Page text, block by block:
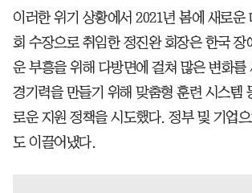
이러한 위기 상황에서 2021년 봄에 새로운
회 수장으로 취임한 정진완 회장은 한국 장
운 부흥을 위해 다방면에 걸쳐 많은 변화를
경기력을 만들기 위해 맞춤형 훈련 시스템
로운 지원 정책을 시도했다. 정부 및 기업
도 이끌어냈다.